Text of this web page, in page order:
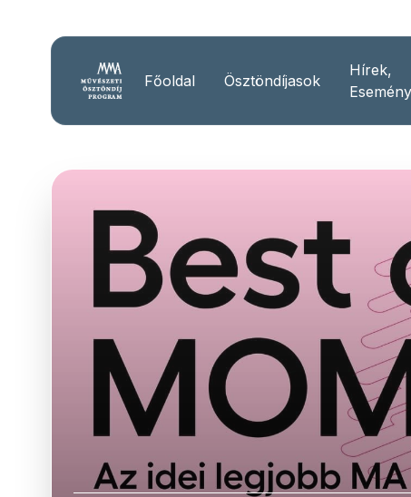
Főoldal Ösztöndíjasok
Hírek,